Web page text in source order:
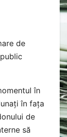
în
în fața
de
să